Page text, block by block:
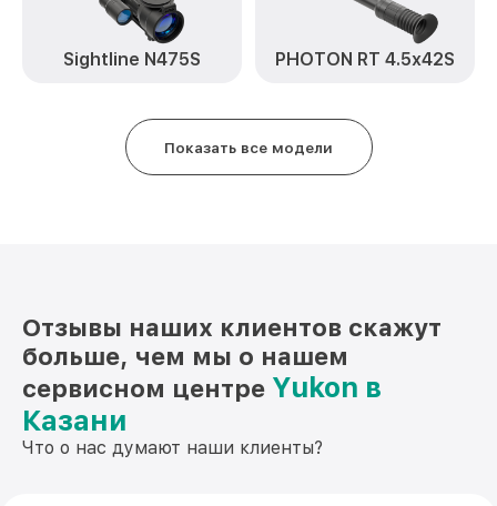
(восстановление) HT60 Yukon
от 750₽
Восстановление после попадания влаги
HT60 Yukon
от 650₽
Ремонт Wi-Fi HT60 Yukon
Ремонт разъема HT60 Yukon
Sightline N475S PHOTON RT 4.5x42S
Показать все модели
Отзывы наших клиентов скажут
больше, чем мы о нашем
сервисном центре Yukon в
Казани
Что о нас думают наши клиенты?